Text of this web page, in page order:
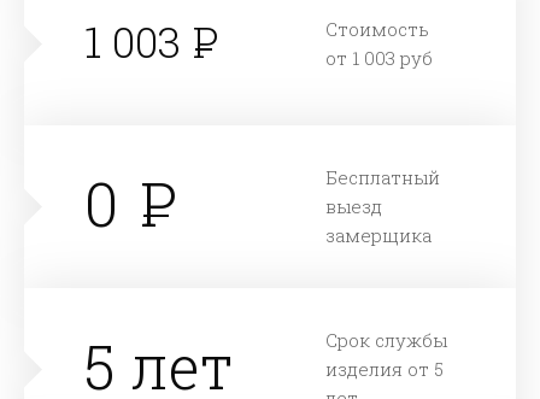
1 003
Стоимость
от 1 003 руб
0
Бесплатный
выезд
замерщика
5 лет
Срок службы
изделия от 5